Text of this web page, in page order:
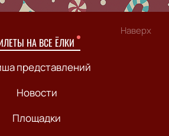
Наверх
НА ВСЕ ЁЛКИ
представлений
Новости
Площадки